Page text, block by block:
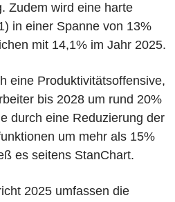
Zudem wird eine harte
in einer Spanne von 13%
mit 14,1% im Jahr 2025.
eine Produktivitätsoffensive,
bis 2028 um rund 20%
durch eine Reduzierung der
um mehr als 15%
es seitens StanChart.
2025 umfassen die